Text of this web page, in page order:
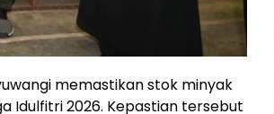
memastikan stok minyak
Idulfitri 2026. Kepastian tersebut